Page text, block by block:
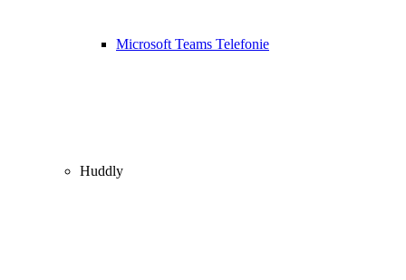
Microsoft Teams Telefonie
Huddly